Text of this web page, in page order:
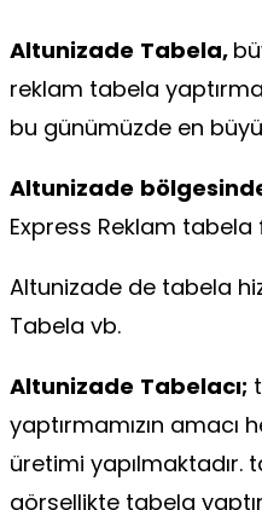
Altunizade Tabela,
reklam tabela
bu günümüzde en
Altunizade
Express Reklam tabela
Altunizade de tabela
Tabela vb.
Altunizade Tabelacı;
yaptırmamızın
üretimi
görsellikte tabela